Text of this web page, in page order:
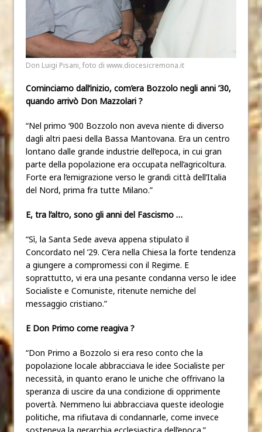
Don Luigi Pisani, foto di www.diocesicremona.it
Cominciamo dall’inizio, com’era Bozzolo negli anni ’30,
quando arrivò Don Mazzolari ?
“Nel primo ‘900 Bozzolo non aveva niente di diverso
dagli altri paesi della Bassa Mantovana. Era un centro
lontano dalle grande industrie dell’epoca, in cui gran
parte della popolazione era occupata nell’agricoltura.
Forte era l’emigrazione verso le grandi città dell’Italia
del Nord, prima fra tutte Milano.”
E, tra l’altro, sono gli anni del Fascismo …
“Sì, la Santa Sede aveva appena stipulato il
Concordato nel ’29. C’era nella Chiesa la forte tendenza
a giungere a compromessi con il Regime. E
soprattutto, vi era una pesante condanna verso le idee
Socialiste e Comuniste, ritenute nemiche del
messaggio cristiano.”
E Don Primo come reagiva ?
“Don Primo a Bozzolo si era reso conto che la
popolazione locale abbracciava le idee Socialiste per
necessità, in quanto erano le uniche che offrivano la
speranza di uscire da una condizione di opprimente
povertà. Nemmeno lui abbracciava queste ideologie
politiche, ma rifiutava di condannarle, come invece